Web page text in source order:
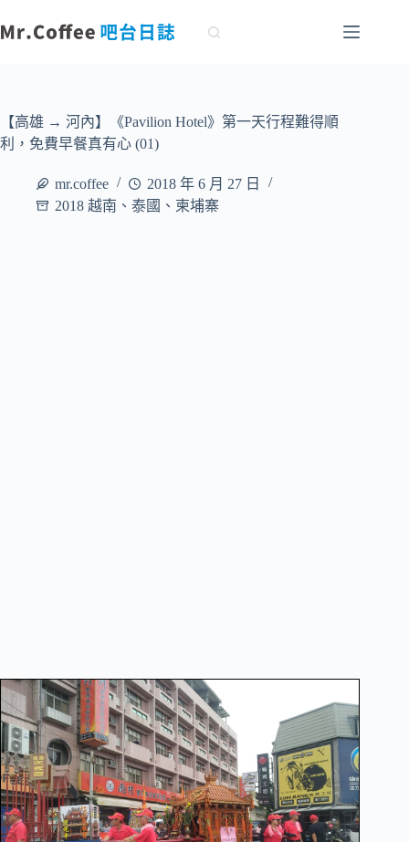
至
容【高雄 → 河內】《Pavilion Hotel》第一天行程難得順
利，免費早餐真有心 (01)
mr.coffee
2018 年 6 月 27 日
2018 越南、泰國、柬埔寨